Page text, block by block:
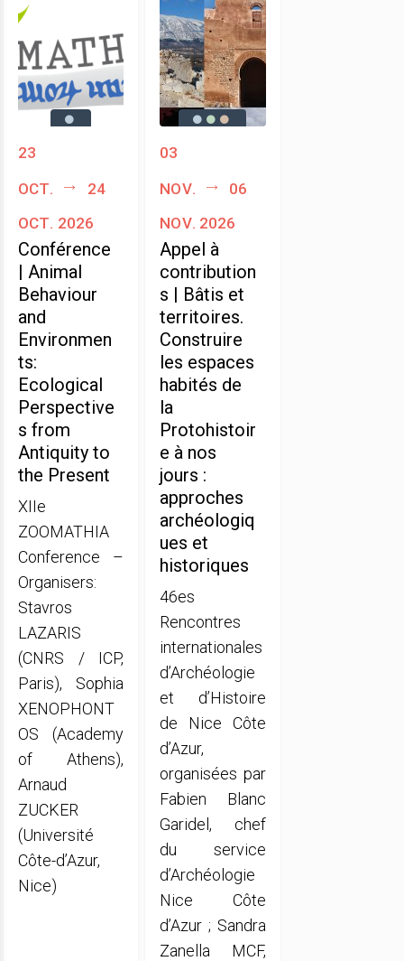
23
oct.
24
oct. 2026
Conférence
| Animal
Behaviour
and
Environmen
ts:
Ecological
Perspective
s from
Antiquity to
the Present
XIIe
ZOOMATHIA
Conference –
Organisers:
Stavros
LAZARIS
(CNRS / ICP,
Paris), Sophia
XENOPHONT
OS (Academy
of Athens),
Arnaud
ZUCKER
(Université
Côte-d’Azur,
Nice)
03
nov.
06
nov. 2026
Appel à
contribution
s | Bâtis et
territoires.
Construire
les espaces
habités de
la
Protohistoir
e à nos
jours :
approches
archéologiq
ues et
historiques
46es
Rencontres
internationales
d’Archéologie
et d’Histoire
de Nice Côte
d’Azur,
organisées par
Fabien Blanc
Garidel, chef
du service
d’Archéologie
Nice Côte
d’Azur ; Sandra
Zanella MCF,